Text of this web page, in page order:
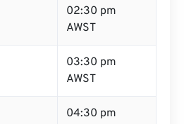
02:30 pm
AWST
03:30 pm
AWST
04:30 pm